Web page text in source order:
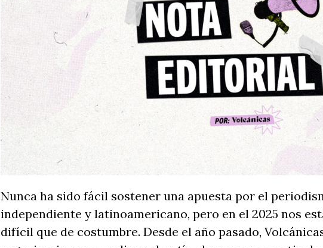
Nunca ha sido fácil sostener una apuesta por el
independiente y latinoamericano, pero en el 2025 nos
difícil que de costumbre. Desde el año pasado,